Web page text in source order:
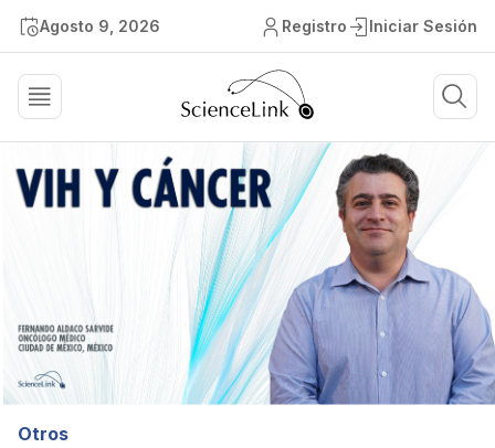
Agosto 9, 2026 Registro Iniciar Sesión
Otros